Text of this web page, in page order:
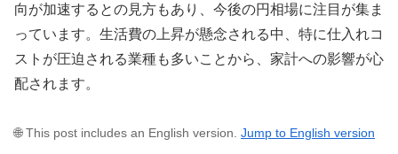
向が加速するとの見方もあり、今後の円相場に注目が集ま
っています。生活費の上昇が懸念される中、特に仕入れコ
ストが圧迫される業種も多いことから、家計への影響が心
配されます。
🌐 This post includes an English version. Jump to English version